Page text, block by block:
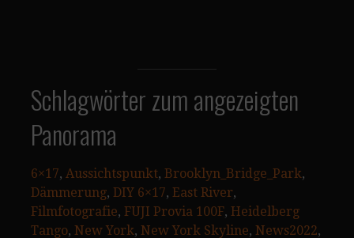
Schlagwörter zum angezeigten
Panorama
6×17, Aussichtspunkt, Brooklyn_Bridge_Park
Dämmerung, DIY 6×17, East River
Filmfotografie, FUJI Provia 100F, Heidelberg
Tango, New York, New York Skyline, News2022